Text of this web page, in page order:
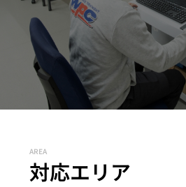
AREA
対応エリア